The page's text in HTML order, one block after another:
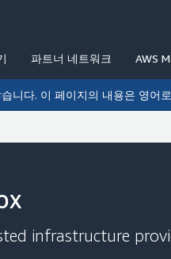
파트너 네트워크 AWS
니다. 이 페이지의 내용은 영어
infrastructure